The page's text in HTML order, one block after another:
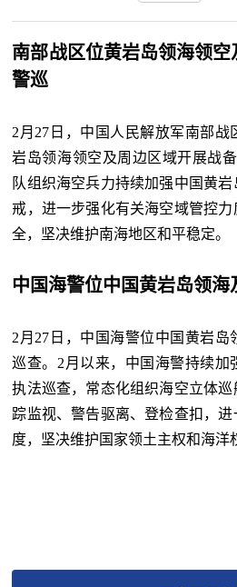
南部战区位黄岩岛领海领
警巡
2月27日，中国人民解放军南部
岩岛领海领空及周边区域开展战
队组织海空兵力持续加强中国黄
戒，进一步强化有关海空域管控
全，坚决维护南海地区和平稳定。
中国海警位中国黄岩岛领
2月27日，中国海警位中国黄岩岛
巡查。2月以来，中国海警持续加
执法巡查，常态化组织海空立体
踪监视、警告驱离、登检查扣，
度，坚决维护国家领土主权和海洋